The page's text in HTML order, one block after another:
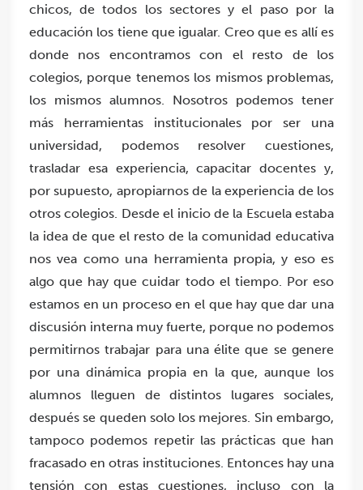
chicos, de todos los sectores y el paso por la
educación los tiene que igualar. Creo que es allí es
donde nos encontramos con el resto de los
colegios, porque tenemos los mismos problemas,
los mismos alumnos. Nosotros podemos tener
más herramientas institucionales por ser una
universidad, podemos resolver cuestiones,
trasladar esa experiencia, capacitar docentes y,
por supuesto, apropiarnos de la experiencia de los
otros colegios. Desde el inicio de la Escuela estaba
la idea de que el resto de la comunidad educativa
nos vea como una herramienta propia, y eso es
algo que hay que cuidar todo el tiempo. Por eso
estamos en un proceso en el que hay que dar una
discusión interna muy fuerte, porque no podemos
permitirnos trabajar para una élite que se genere
por una dinámica propia en la que, aunque los
alumnos lleguen de distintos lugares sociales,
después se queden solo los mejores. Sin embargo,
tampoco podemos repetir las prácticas que han
fracasado en otras instituciones. Entonces hay una
tensión con estas cuestiones, incluso con la